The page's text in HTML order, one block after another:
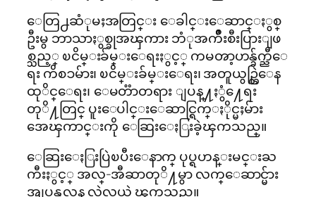
ေတြ႕ဆံုမႈအတြင္း ေခါင္းေဆာင္ႏွစ္
ဦးမွ ဘာသာႏွစ္ခုအၾကား ဘံုအက်ိဳးစီးပြားျဖ
စ္သည့္ ၿငိမ္းခ်မ္းေရးႏွင့္ ကမၻာ့ဟန္ခ်က္ညီေ
ရး ကိစၥမ်ား၊ ၿငိမ္းခ်မ္းေရး၊ အတူယွဥ္တြဲေန
ထုိင္ေရး၊ ေမတၱာတရား ျပန္႔ႏွံ႔ေရး
တုိ႔တြင္ ပူးေပါင္းေဆာင္ရြက္ႏိုင္မႈမ်ား
အေၾကာင္းကို ေဆြးေႏြးခဲ့ၾကသည္။
ေဆြးေႏြးပြဲၿပီးေနာက္ ပုပ္ရဟန္းမင္းႀ
ကီးႏွင့္ အလ္-အီဆာတုိ႔မွာ လက္ေဆာင္မ်ား
အျပန္အလွန္ လဲလွယ္ခဲ့ၾကသည္။